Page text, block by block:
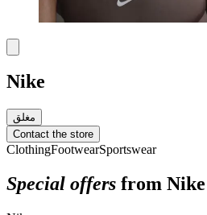
Nike
مغلق
Contact the store
ClothingFootwearSportswear
Special offers from Nike